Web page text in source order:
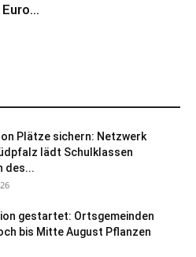
Plätze sichern: Netzwerk
lädt Schulklassen
des...
gestartet: Ortsgemeinden
bis Mitte August Pflanzen